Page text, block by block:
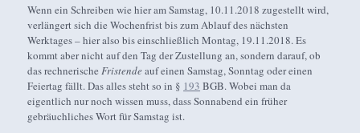
Wenn ein Schreiben wie hier am Samstag, 10.11.2018 zugestellt wird,
verlängert sich die Wochenfrist bis zum Ablauf des nächsten
Werktages – hier also bis einschließlich Montag, 19.11.2018. Es
kommt aber nicht auf den Tag der Zustellung an, sondern darauf, ob
das rechnerischeFristendeauf einen Samstag, Sonntag oder einen
Feiertag fällt. Das alles steht so in § 193 BGB. Wobei man da
eigentlich nur noch wissen muss, dass Sonnabend ein früher
gebräuchliches Wort für Samstag ist.